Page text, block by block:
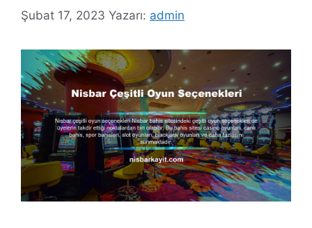
Şubat 17, 2023 Yazarı: admin